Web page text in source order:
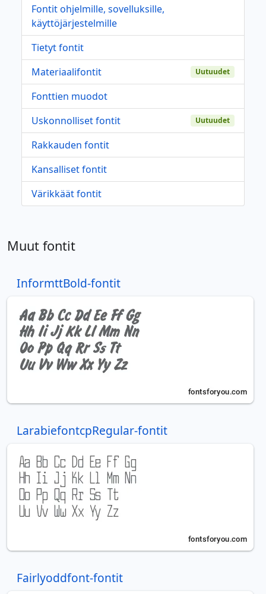
Fontit ohjelmille, sovelluksille,
käyttöjärjestelmille
Tietyt fontit
Materiaalifontit
Uutuudet
Fonttien muodot
Uskonnolliset fontit
Uutuudet
Rakkauden fontit
Kansalliset fontit
Värikkäät fontit
Muut fontit
InformttBold-fontit
LarabiefontcpRegular-fontit
Fairlyoddfont-fontit